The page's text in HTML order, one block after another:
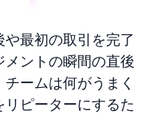
最初の取引を完了
メントの瞬間の直後
ームは何がうまく
ピーターにするた